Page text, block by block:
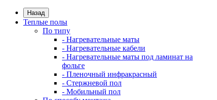
Назад
Теплые полы
По типу
- Нагревательные маты
- Нагревательные кабели
- Нагревательные маты под ламинат на
фольге
- Пленочный инфракрасный
- Стержневой пол
- Мобильный пол